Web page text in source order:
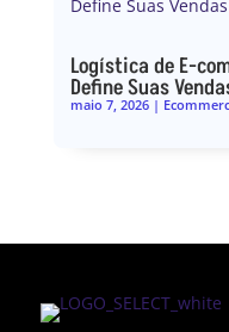
Logística de E-
Define Suas
maio 7, 2026|